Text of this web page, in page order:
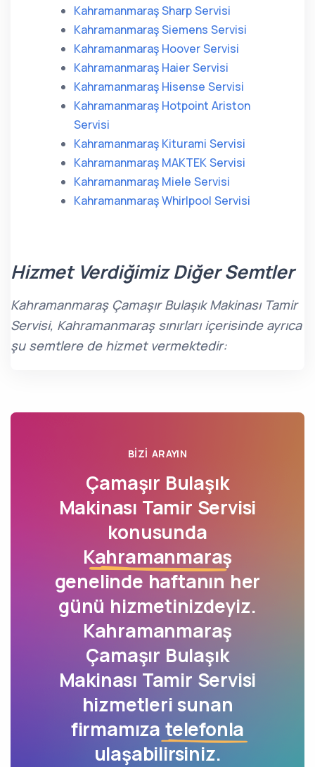
Kahramanmaraş Sharp Servisi
Kahramanmaraş Siemens Servisi
Kahramanmaraş Hoover Servisi
Kahramanmaraş Haier Servisi
Kahramanmaraş Hisense Servisi
Kahramanmaraş Hotpoint Ariston
Servisi
Kahramanmaraş Kiturami Servisi
Kahramanmaraş MAKTEK Servisi
Kahramanmaraş Miele Servisi
Kahramanmaraş Whirlpool Servisi
Hizmet Verdiğimiz Diğer Semtler
Kahramanmaraş Çamaşır Bulaşık Makinası Tamir
Servisi, Kahramanmaraş sınırları içerisinde ayrıca
şu semtlere de hizmet vermektedir:
BIZI ARAYIN
Çamaşır Bulaşık
Makinası Tamir Servisi
konusunda
Kahramanmaraş
genelinde haftanın her
günü hizmetinizdeyiz.
Kahramanmaraş
Çamaşır Bulaşık
Makinası Tamir Servisi
hizmetleri sunan
firmamıza telefonla
ulaşabilirsiniz.